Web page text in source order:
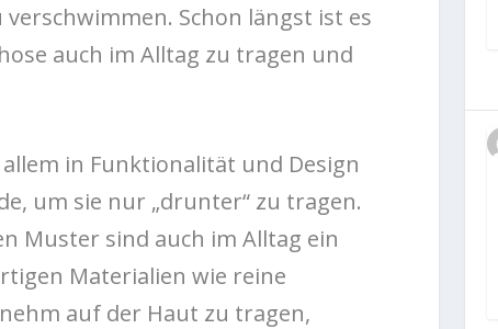
Schon längst ist es
auch im Alltag zu tragen und
in Funktionalität und Design
um sie nur „drunter“ zu tragen.
Muster sind auch im Alltag ein
Materialien wie reine
auf der Haut zu tragen,